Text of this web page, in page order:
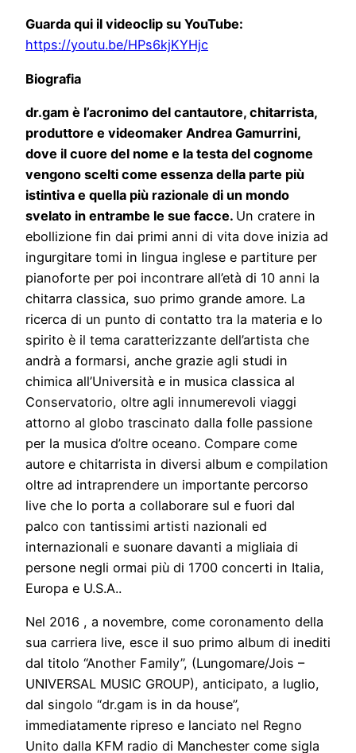
Guarda qui il videoclip su YouTube:
https://youtu.be/HPs6kjKYHjc
Biografia
dr.gam è l’acronimo del cantautore, chitarrista,
produttore e videomaker Andrea Gamurrini,
dove il cuore del nome e la testa del cognome
vengono scelti come essenza della parte più
istintiva e quella più razionale di un mondo
svelato in entrambe le sue facce. Un cratere in
ebollizione fin dai primi anni di vita dove inizia ad
ingurgitare tomi in lingua inglese e partiture per
pianoforte per poi incontrare all’età di 10 anni la
chitarra classica, suo primo grande amore. La
ricerca di un punto di contatto tra la materia e lo
spirito è il tema caratterizzante dell’artista che
andrà a formarsi, anche grazie agli studi in
chimica all’Università e in musica classica al
Conservatorio, oltre agli innumerevoli viaggi
attorno al globo trascinato dalla folle passione
per la musica d’oltre oceano. Compare come
autore e chitarrista in diversi album e compilation
oltre ad intraprendere un importante percorso
live che lo porta a collaborare sul e fuori dal
palco con tantissimi artisti nazionali ed
internazionali e suonare davanti a migliaia di
persone negli ormai più di 1700 concerti in Italia,
Europa e U.S.A..
Nel 2016 , a novembre, come coronamento della
sua carriera live, esce il suo primo album di inediti
dal titolo “Another Family”, (Lungomare/Jois –
UNIVERSAL MUSIC GROUP), anticipato, a luglio,
dal singolo “dr.gam is in da house”,
immediatamente ripreso e lanciato nel Regno
Unito dalla KFM radio di Manchester come sigla